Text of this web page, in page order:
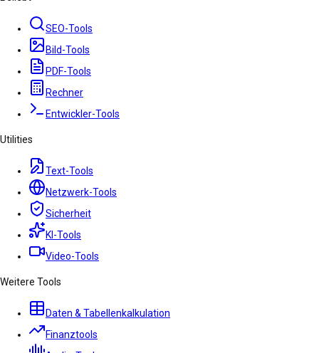
SEO-Tools
Bild-Tools
PDF-Tools
Rechner
Entwickler-Tools
Utilities
Text-Tools
Netzwerk-Tools
Sicherheit
KI-Tools
Video-Tools
Weitere Tools
Daten & Tabellenkalkulation
Finanztools